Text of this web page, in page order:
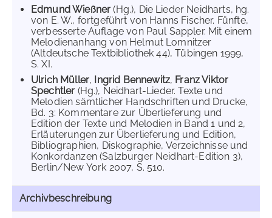
Edmund Wießner(Hg.), Die Lieder Neidharts, hg.
von E. W., fortgeführt von Hanns Fischer. Fünfte,
verbesserte Auflage von Paul Sappler. Mit einem
Melodienanhang von Helmut Lomnitzer
(Altdeutsche Textbibliothek 44), Tübingen 1999,
S. XI.
Ulrich Müller, Ingrid Bennewitz, Franz Viktor
Spechtler (Hg.), Neidhart-Lieder. Texte und
Melodien sämtlicher Handschriften und Drucke,
Bd. 3: Kommentare zur Überlieferung und
Edition der Texte und Melodien in Band 1 und 2,
Erläuterungen zur Überlieferung und Edition,
Bibliographien, Diskographie, Verzeichnisse und
Konkordanzen (Salzburger Neidhart-Edition 3),
Berlin/New York 2007, S. 510.
Archivbeschreibung